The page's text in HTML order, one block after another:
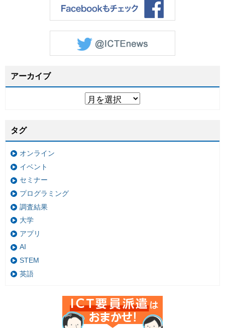
アーカイブ
タグ
オンライン
イベント
セミナー
プログラミング
調査結果
大学
アプリ
AI
STEM
英語